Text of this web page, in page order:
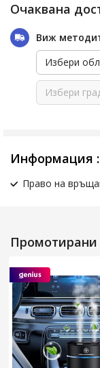
Очаквана
Виж
Избери
Избери
Информация :
Право на
Промотирани